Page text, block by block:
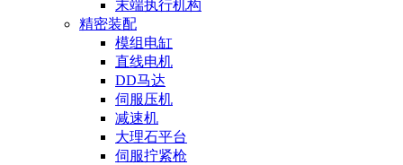
末端执行机构
精密装配
模组电缸
直线电机
DD马达
伺服压机
减速机
大理石平台
伺服拧紧枪